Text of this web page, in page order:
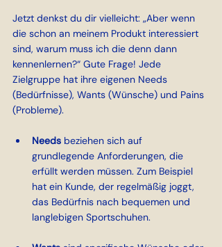
Jetzt denkst du dir vielleicht: „Aber wenn
die schon an meinem Produkt interessiert
sind, warum muss ich die denn dann
kennenlernen?“ Gute Frage! Jede
Zielgruppe hat ihre eigenen Needs
(Bedürfnisse), Wants (Wünsche) und Pains
(Probleme).
Needs beziehen sich auf
grundlegende Anforderungen, die
erfüllt werden müssen. Zum Beispiel
hat ein Kunde, der regelmäßig joggt,
das Bedürfnis nach bequemen und
langlebigen Sportschuhen.